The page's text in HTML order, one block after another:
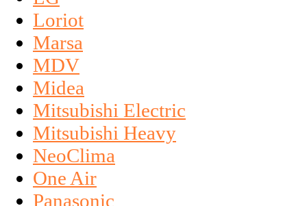
Loriot
Marsa
MDV
Midea
Mitsubishi Electric
Mitsubishi Heavy
NeoClima
One Air
Panasonic